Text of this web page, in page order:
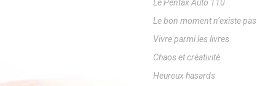
Le Pentax Auto 110
Le bon moment n’existe pas
Vivre parmi les livres
Chaos et créativité
Heureux hasards